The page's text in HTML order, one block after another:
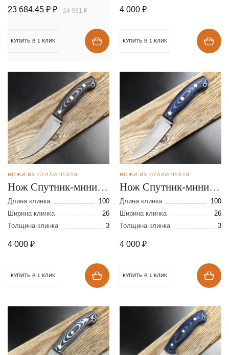
23 684,45 ₽ ₽ 24 931 ₽
КУПИТЬ В 1 КЛИК
4 000 ₽
КУПИТЬ В 1 КЛИК
НОЖИ ИЗ СТАЛИ 95Х18
Нож Спутник-мини из
стали 95Х18
Длина клинка
100
Ширина клинка
26
Толщина клинка
3
4 000 ₽
КУПИТЬ В 1 КЛИК
НОЖИ ИЗ СТАЛИ 95Х18
Нож Спутник-мини из
стали 95Х18
Длина клинка
100
Ширина клинка
26
Толщина клинка
3
4 000 ₽
КУПИТЬ В 1 КЛИК